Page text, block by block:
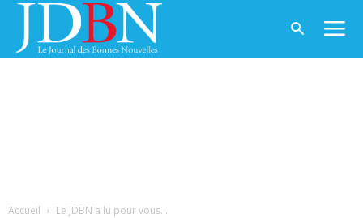
Accueil Le JDBN a lu pour vous...